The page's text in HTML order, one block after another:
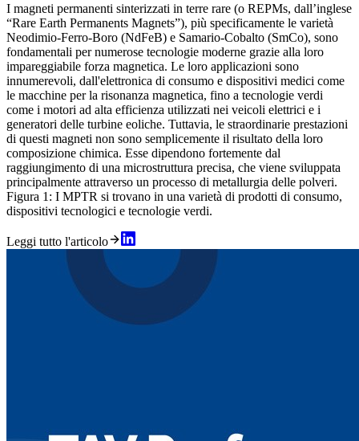
I magneti permanenti sinterizzati in terre rare (o REPMs, dall’inglese
“Rare Earth Permanents Magnets”), più specificamente le varietà
Neodimio-Ferro-Boro (NdFeB) e Samario-Cobalto (SmCo), sono
fondamentali per numerose tecnologie moderne grazie alla loro
impareggiabile forza magnetica. Le loro applicazioni sono
innumerevoli, dall'elettronica di consumo e dispositivi medici come
le macchine per la risonanza magnetica, fino a tecnologie verdi
come i motori ad alta efficienza utilizzati nei veicoli elettrici e i
generatori delle turbine eoliche. Tuttavia, le straordinarie prestazioni
di questi magneti non sono semplicemente il risultato della loro
composizione chimica. Esse dipendono fortemente dal
raggiungimento di una microstruttura precisa, che viene sviluppata
principalmente attraverso un processo di metallurgia delle polveri.
Figura 1: I MPTR si trovano in una varietà di prodotti di consumo,
dispositivi tecnologici e tecnologie verdi.
Leggi tutto l'articolo